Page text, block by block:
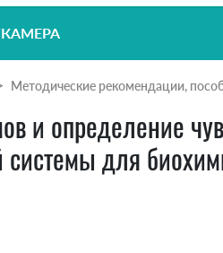
Методические рекомендации,
определение
для